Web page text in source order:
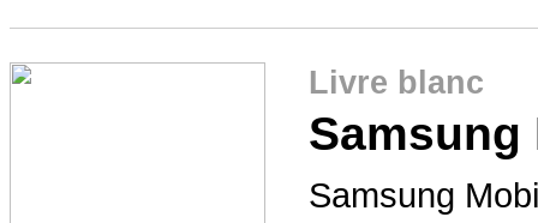
Livre blanc
Samsung
Samsung